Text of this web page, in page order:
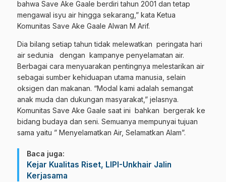
bahwa Save Ake Gaale berdiri tahun 2001 dan tetap
mengawal isyu air hingga sekarang,” kata Ketua
Komunitas Save Ake Gaale Alwan M Arif.
Dia bilang setiap tahun tidak melewatkan peringata hari
air sedunia dengan kampanye penyelamatan air.
Berbagai cara menyuarakan pentingnya melestarikan air
sebagai sumber kehiduapan utama manusia, selain
oksigen dan makanan. “Modal kami adalah semangat
anak muda dan dukungan masyarakat,” jelasnya.
Komunitas Save Ake Gaale saat ini bahkan bergerak ke
bidang budaya dan seni. Semuanya mempunyai tujuan
sama yaitu ” Menyelamatkan Air, Selamatkan Alam”.
Baca juga:
Kejar Kualitas Riset, LIPI-Unkhair Jalin
Kerjasama